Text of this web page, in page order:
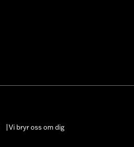
Vi bryr oss om dig